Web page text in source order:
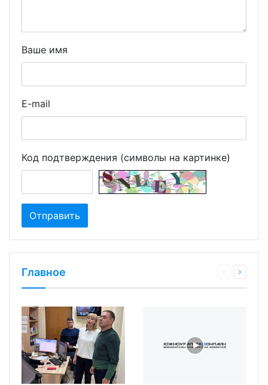
Ваше имя
E-mail
Код подтверждения (символы на картинке)
Главное